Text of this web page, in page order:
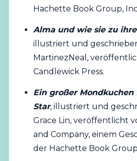
Hachette Book Group,
Alma und wie sie zu
illustriert und
MartinezNeal,
Candlewick Press.
Ein großer
Star, illustriert und
Grace Lin, veröffentlicht
and Company, einem
der Hachette Book